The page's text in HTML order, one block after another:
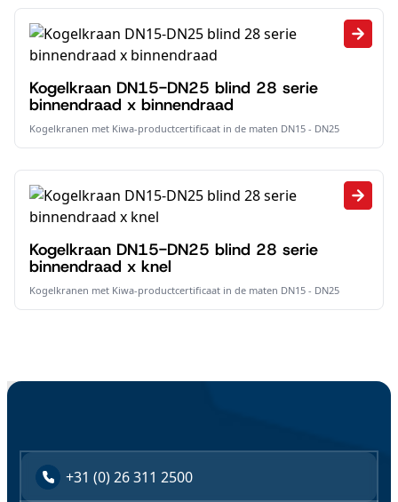
Kogelkraan DN15-DN25 blind 28 serie
binnendraad x binnendraad
Kogelkranen met Kiwa-productcertificaat in de maten DN15 - DN25
Kogelkraan DN15-DN25 blind 28 serie
binnendraad x knel
Kogelkranen met Kiwa-productcertificaat in de maten DN15 - DN25
+31 (0) 26 311 2500